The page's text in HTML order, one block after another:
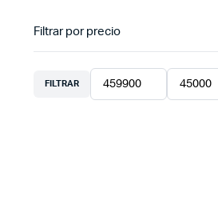
Filtrar por precio
FILTRAR